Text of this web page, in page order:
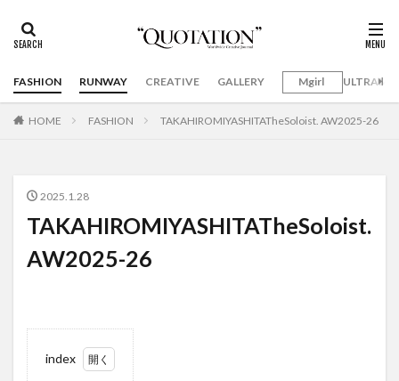
FASHION RUNWAY CREATIVE GALLERY Mgirl
HOME FASHION TAKAHIROMIYASHITATheSoloist. AW2025-26
2025.1.28
TAKAHIROMIYASHITATheSoloist.
AW2025-26
index